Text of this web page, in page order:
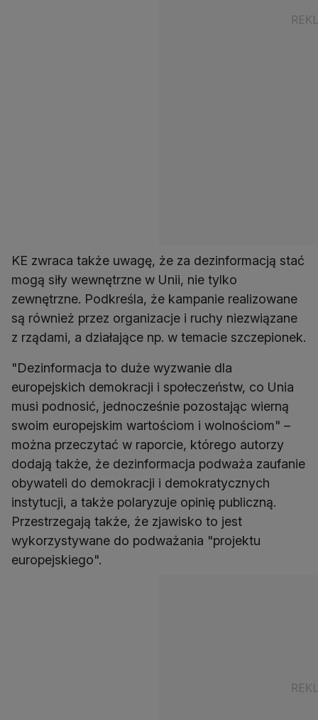
KE zwraca także uwagę, że za dezinformacją stać
mogą siły wewnętrzne w Unii, nie tylko
zewnętrzne. Podkreśla, że kampanie realizowane
są również przez organizacje i ruchy niezwiązane
z rządami, a działające np. w temacie szczepionek.
"Dezinformacja to duże wyzwanie dla
europejskich demokracji i społeczeństw, co Unia
musi podnosić, jednocześnie pozostając wierną
swoim europejskim wartościom i wolnościom" –
można przeczytać w raporcie, którego autorzy
dodają także, że dezinformacja podważa zaufanie
obywateli do demokracji i demokratycznych
instytucji, a także polaryzuje opinię publiczną.
Przestrzegają także, że zjawisko to jest
wykorzystywane do podważania "projektu
europejskiego".